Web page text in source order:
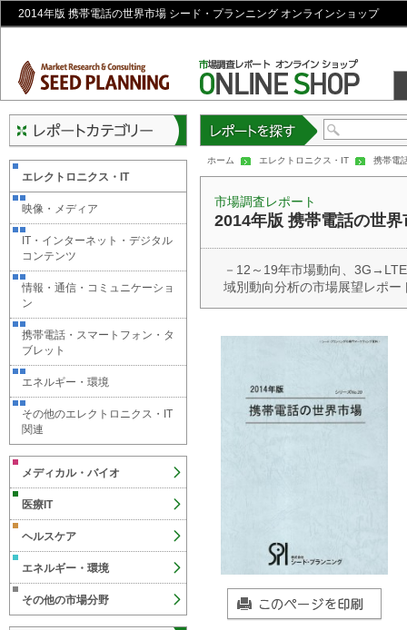
2014年版 携帯電話の世界市場 シード・プランニング オンラインショップ
ホーム エレクトロニクス・IT 携帯電
市場調査レポート
2014年版 携帯電話の世界
－12～19年市場動向、
域別動向分析の市場展望レポー
エレクトロニクス・IT
映像・メディア
IT・インターネット・デジタル
コンテンツ
情報・通信・コミュニケーショ
ン
携帯電話・スマートフォン・タ
ブレット
エネルギー・環境
その他のエレクトロニクス・IT
関連
メディカル・バイオ
医療IT
ヘルスケア
エネルギー・環境
その他の市場分野